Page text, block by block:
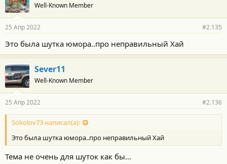
Well-Known Member
25 Апр 2022 #2.135
Это была шутка юмора..про неправильный Хай
Sever11
Well-Known Member
25 Апр 2022 #2.136
Sokolov73 написал(а):
Это была шутка юмора..про неправильный Хай
Тема не очень для шуток как бы...